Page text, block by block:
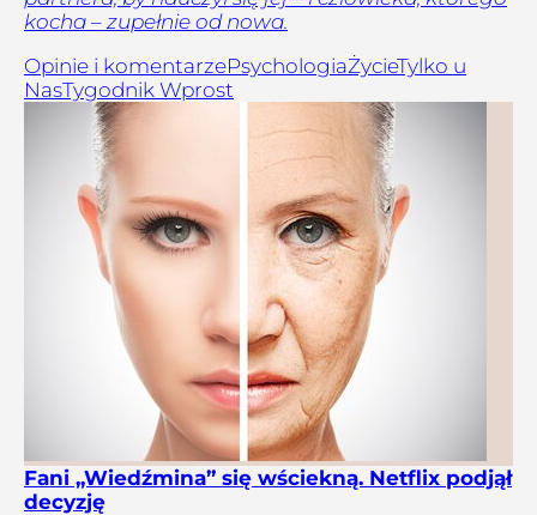
kocha – zupełnie od nowa.
Opinie i komentarzePsychologiaŻycieTylko u
NasTygodnik Wprost
Fani „Wiedźmina” się wściekną. Netflix podjął
decyzję